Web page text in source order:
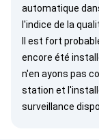
automatique
l'indice de la
Il est fort
encore été
n'en ayons pas
station et
surveillance